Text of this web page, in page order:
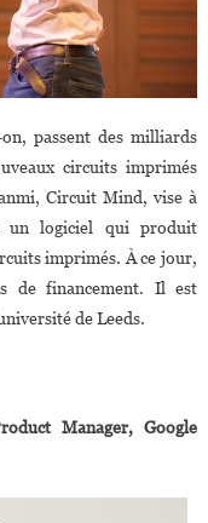
passent des milliards
circuits imprimés
Circuit Mind, vise à
un logiciel qui produit
imprimés. À ce jour,
de financement. Il est
de Leeds.
Manager, Google